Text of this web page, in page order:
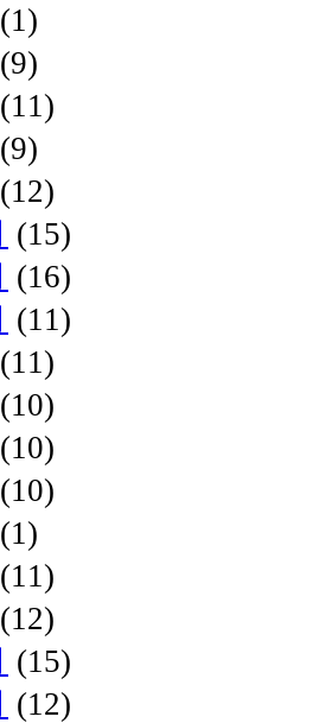
(1)
(9)
(11)
(9)
(12)
(15)
(16)
(11)
(11)
(10)
(10)
(10)
(1)
(11)
(12)
(15)
(12)